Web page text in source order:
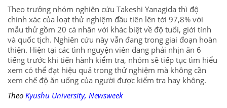
Theo trưởng nhóm nghiên cứu Takeshi Yanagida thì độ
chính xác của loạt thử nghiệm đầu tiên lên tới 97,8% với
mẫu thử gồm 20 cá nhân với khác biệt về độ tuổi, giới tính
và quốc tịch. Nghiên cứu này vẫn đang trong giai đoạn hoàn
thiện. Hiện tại các tình nguyện viên đang phải nhịn ăn 6
tiếng trước khi tiến hành kiểm tra, nhóm sẽ tiếp tục tìm hiểu
xem có thể đạt hiệu quả trong thử nghiệm mà không cần
xem chế độ ăn uống của người được kiểm tra hay không.
Theo Kyushu University, Newsweek